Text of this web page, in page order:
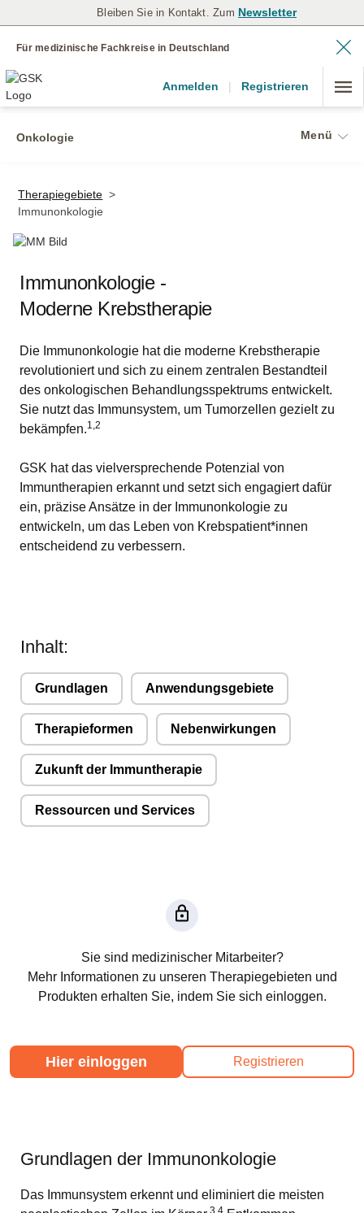
Bleiben Sie in Kontakt. Zum Newsletter
Für medizinische Fachkreise in Deutschland
Anmelden | Registrieren
Onkologie Menü
Therapiegebiete >
Immunonkologie
Immunonkologie -
Moderne Krebstherapie
Die Immunonkologie hat die moderne Krebstherapie
revolutioniert und sich zu einem zentralen Bestandteil
des onkologischen Behandlungsspektrums entwickelt.
Sie nutzt das Immunsystem, um Tumorzellen gezielt zu
bekämpfen.1,2
GSK hat das vielversprechende Potenzial von
Immuntherapien erkannt und setzt sich engagiert dafür
ein, präzise Ansätze in der Immunonkologie zu
entwickeln, um das Leben von Krebspatient*innen
entscheidend zu verbessern.
Inhalt:
Grundlagen Anwendungsgebiete
Therapieformen Nebenwirkungen
Zukunft der Immuntherapie
Ressourcen und Services
Sie sind medizinischer Mitarbeiter?
Mehr Informationen zu unseren Therapiegebieten und
Produkten erhalten Sie, indem Sie sich einloggen.
Hier einloggen Registrieren
Grundlagen der Immunonkologie
Das Immunsystem erkennt und eliminiert die meisten
3,4